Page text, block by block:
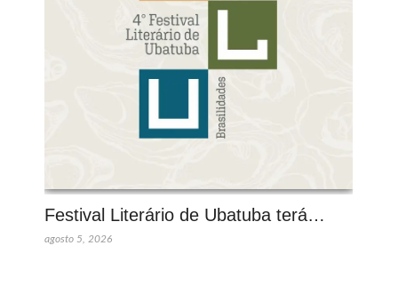
Festival Literário de Ubatuba terá…
agosto 5, 2026